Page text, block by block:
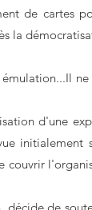
de cartes
la
d'une
couvrir